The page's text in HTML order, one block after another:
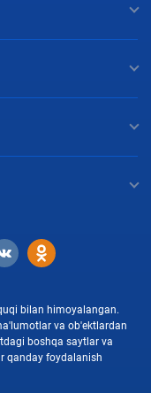
bilan himoyalangan.
va ob'ektlardan
boshqa saytlar va
qanday foydalanish